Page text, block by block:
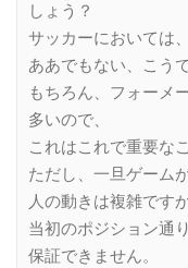
しょう？
サッカーにおいては
ああでもない、こう
もちろん、フォーメ
多いので、
これはこれで重要な
ただし、一旦ゲーム
人の動きは複雑ですか
当初のポジション通
保証できません。